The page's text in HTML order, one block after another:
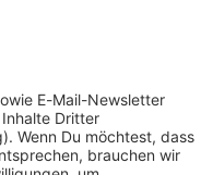
dass sie eines
Deutschland spielen.»
auf Curaçao, die